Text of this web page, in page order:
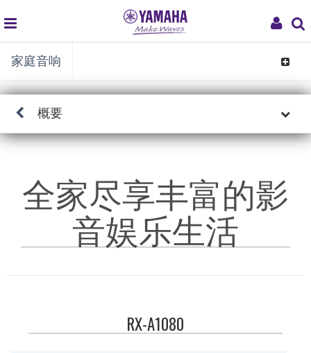
My
global
navigation
家庭音响
Toggle
概要
全家尽享丰富的影
音娱乐生活
RX-A1080